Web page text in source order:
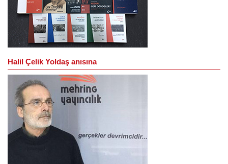
Halil Çelik Yoldaş anısına